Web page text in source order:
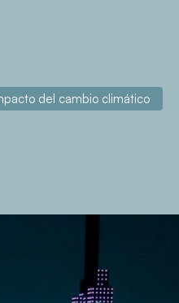
del cambio climático